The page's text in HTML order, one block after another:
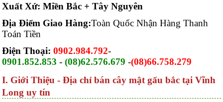
Xuất Xứ: Miền Bắc + Tây Nguyên
Địa Điểm Giao Hàng:Toàn Quốc Nhận Hàng Thanh
Toán Tiền
Điện Thoại: 0902.984.792-
0901.852.853 -(08)62.576.679 -(08)66.758.279
I. Giới Thiệu - Địa chỉ bán cây mật gấu bắc tại Vĩnh
Long uy tín